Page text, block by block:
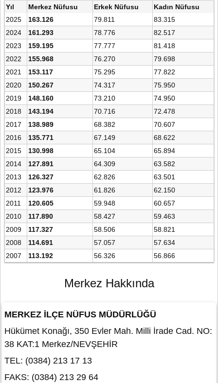
Yıl Merkez Nüfusu Erkek Nüfusu
Kadın Nüfusu
2025
163.126 79.811
83.315
2024
161.293 78.776
82.517
2023
159.195 77.777
81.418
2022
155.968 76.270
79.698
2021
153.117 75.295
77.822
2020
150.267 74.317
75.950
2019
148.160 73.210
74.950
2018
143.194 70.716
72.478
2017
138.989 68.382
70.607
2016
135.771 67.149
68.622
2015
130.998 65.104
65.894
2014
127.891 64.309
63.582
2013
126.327 62.826
63.501
2012
123.976 61.826
62.150
2011
120.605 59.948
60.657
2010
117.890 58.427
59.463
2009
117.327 58.506
58.821
2008
114.691 57.057
57.634
2007
113.192 56.326 56.866
Merkez Hakkında
MERKEZ İLÇE NÜFUS MÜDÜRLÜĞÜ
Hükümet Konağı, 350 Evler Mah. Milli İrade Cad. NO:
38 KAT:1 Merkez/NEVŞEHİR
TEL: (0384) 213 17 13
FAKS: (0384) 213 29 64